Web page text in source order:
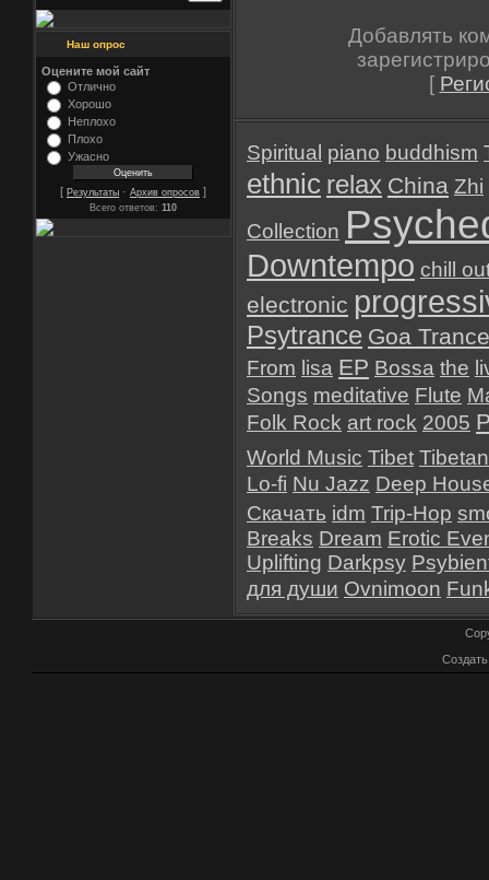
Наш опрос
Оцените мой сайт
Отлично
Хорошо
Неплохо
Плохо
Ужасно
[ Результаты · Архив опросов ]
Всего ответов: 110
Добавлять
[
Spiritual piano buddhism
ethnic relax China Zhi
Collection
Downtempo chill
electronic
Psytrance Goa Trance
From lisa EP Bossa the
Songs meditative Flute
Folk Rock art rock 2005
World Music Tibet Tibetan
Lo-fi Nu Jazz Deep
Скачать idm Trip-Hop
Breaks Dream Erotic
Uplifting Darkpsy
для души Ovnimoon